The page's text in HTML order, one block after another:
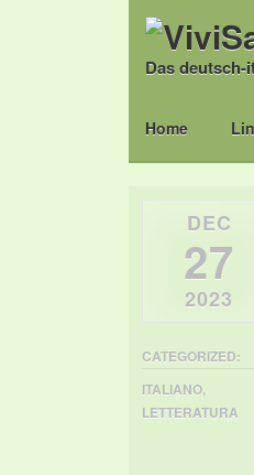
Das
Main menu
Skip
Home
DEC
27
2023
CATEGORIZED:
ITALIANO,
LETTERATURA